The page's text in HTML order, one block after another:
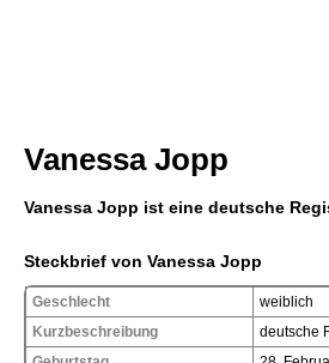
Vanessa Jopp
Vanessa Jopp ist eine deutsche
Steckbrief von Vanessa Jopp
Geschlecht
weiblich
Kurzbeschreibung
deutsche